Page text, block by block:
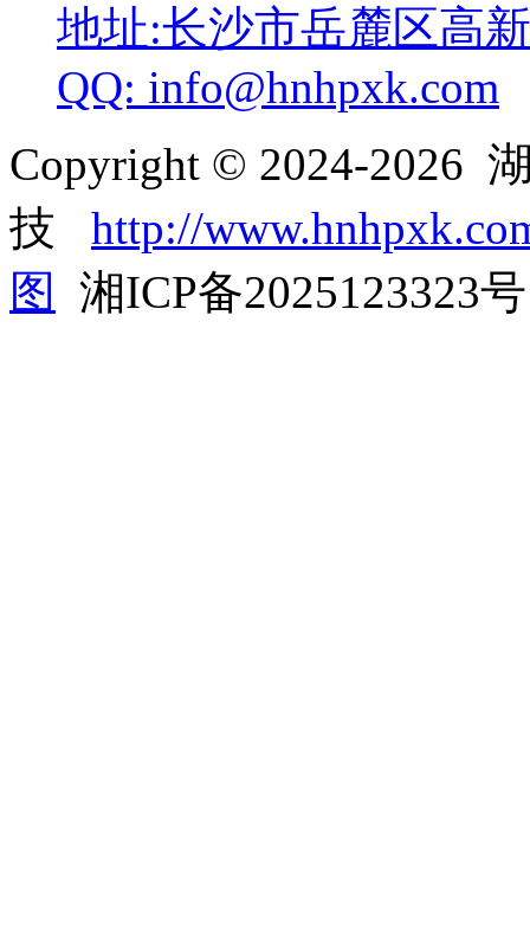
地址:长沙市岳麓区高
QQ: info@hnhpxk.com
Copyright © 2024-2026
技 http://
图
湘ICP备2025123323号